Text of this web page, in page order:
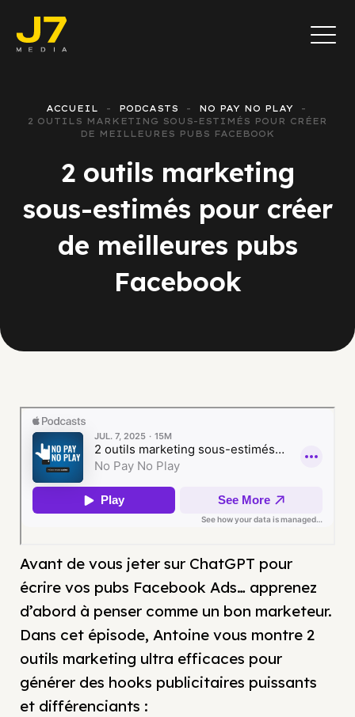
ACCUEIL PODCASTS
NO PAY NO PLAY
2 OUTILS MARKETING SOUS-ESTIMÉS POUR CRÉER
DE MEILLEURES PUBS FACEBOOK
2 outils marketing
sous-estimés pour créer
de meilleures pubs
Facebook
Avant de vous jeter sur ChatGPT pour
écrire vos pubs Facebook Ads… apprenez
d’abord à penser comme un bon marketeur.
Dans cet épisode, Antoine vous montre 2
outils marketing ultra efficaces pour
générer des hooks publicitaires puissants
et différenciants :